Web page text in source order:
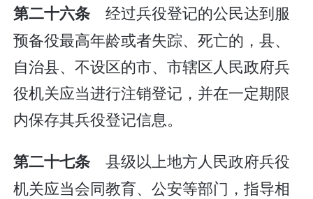
第二十六条经过兵役登记的公民达到服
预备役最高年龄或者失踪、死亡的，县、
自治县、不设区的市、市辖区人民政府兵
役机关应当进行注销登记，并在一定期限
内保存其兵役登记信息。
第二十七条县级以上地方人民政府兵役
机关应当会同教育、公安等部门，指导相